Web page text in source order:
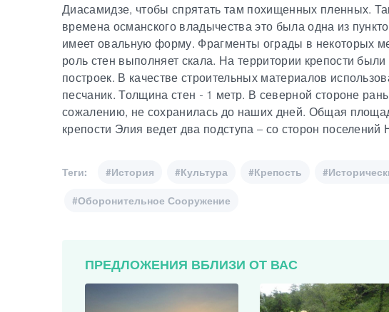
Диасамидзе, чтобы спрятать там похищенных пленных.
времена османского владычества это была одна из
имеет овальную форму. Фрагменты ограды в некоторых
роль стен выполняет скала. На территории крепости
построек. В качестве строительных материалов
песчаник. Толщина стен - 1 метр. В северной стороне
сожалению, не сохранилась до наших дней. Общая
крепости Элия ведет два подступа – со сторон поселений
Теги: #История #Культура #Крепость
#Оборонительное Сооружение
ПРЕДЛОЖЕНИЯ ВБЛИЗИ ОТ ВАС